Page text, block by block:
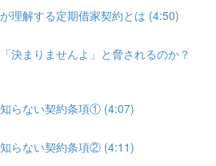
理解する定期借家契約とは (4:50)
決まりませんよ」と脅されるのか？
らない契約条項① (4:07)
らない契約条項② (4:11)